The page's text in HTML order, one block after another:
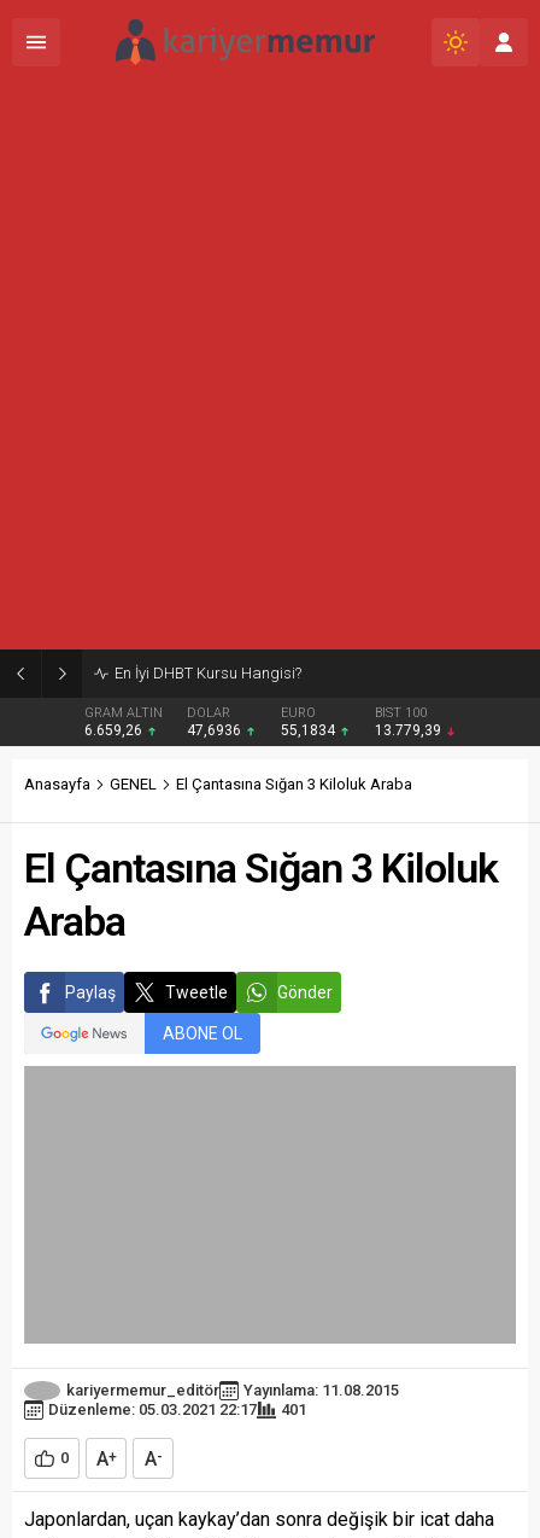
Burcular Pen — Sakarya’da doğru sistem, temiz montaj
GRAM ALTIN
6.659,26
DOLAR
47,6936
EURO
55,1834
BIST 100
13.779,39
Anasayfa GENEL El Çantasına Sığan 3 Kiloluk Araba
El Çantasına Sığan 3 Kiloluk
Araba
Paylaş Tweetle Gönder
ABONE OL
kariyermemur_editör
Yayınlama: 11.08.2015
Düzenleme: 05.03.2021 22:17
401
0 A+ A-
Japonlardan, uçan kaykay’dan sonra değişik bir icat daha